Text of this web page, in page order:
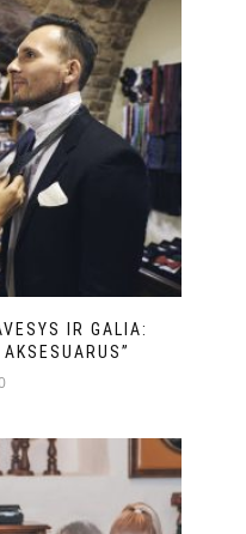
IR GALIA: